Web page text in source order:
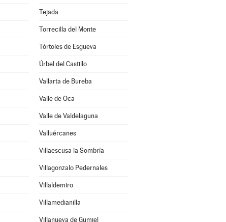
Tejada
Torrecilla del Monte
Tórtoles de Esgueva
Úrbel del Castillo
Vallarta de Bureba
Valle de Oca
Valle de Valdelaguna
Valluércanes
Villaescusa la Sombría
Villagonzalo Pedernales
Villaldemiro
Villamedianilla
Villanueva de Gumiel